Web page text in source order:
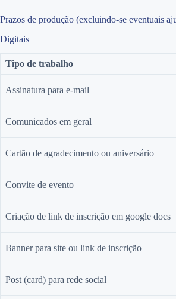
Prazos de produção (excluindo-se eventuais
Digitais
Tipo de trabalho
Assinatura para e-mail
Comunicados em geral
Cartão de agradecimento ou aniversário
Convite de evento
Criação de link de inscrição em google docs
Banner para site ou link de inscrição
Post (card) para rede social